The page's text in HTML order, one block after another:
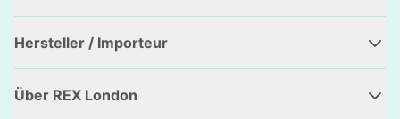
Hersteller / Importeur
Über REX London